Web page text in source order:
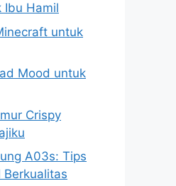
Ibu Hamil
untuk
Mood untuk
Crispy
A03s: Tips
Berkualitas